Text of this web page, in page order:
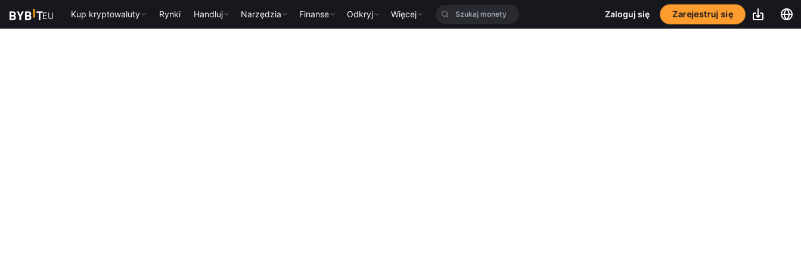
Kup kryptowaluty Rynki Handluj Narzędzia Finanse Odkryj Więcej Zaloguj się Zarejestruj się